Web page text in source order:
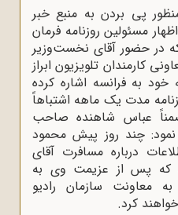
پی بردن به منبع خبر
مسئولین روزنامه فرمان
در حضور آقای نخست‌وزیر
کارمندان تلویزیون ابراز
به فرانسه اشاره کرده
مدت یک ماهه اشتباهاً
عباس شاهنده صاحب
نمود: چند روز پیش محمود
درباره مسافرت آقای
که پس از عزیمت وی به
معاونت سازمان رادیو
کرد.